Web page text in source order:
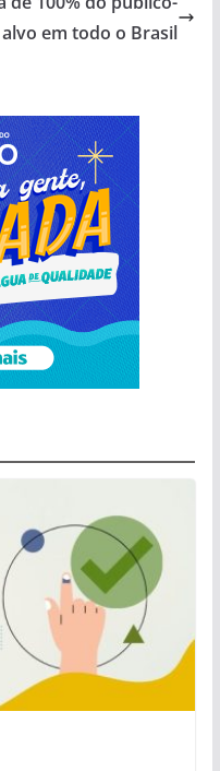
alvo em todo o Brasil